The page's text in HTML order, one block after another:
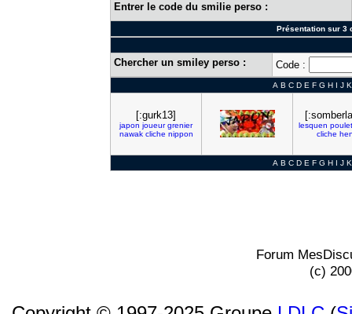
Entrer le code du smilie perso :
Présentation sur 3
Chercher un smiley perso : Code :
A B C D E F G H I J K
[:gurk13]
japon joueur grenier
nawak cliche nippon
lesquen poulet
cliche
A B C D E F G H I J K
Forum
(c)